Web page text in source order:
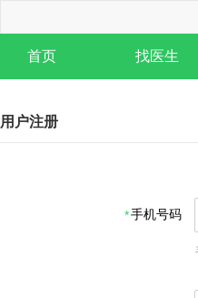
首页 找医生
用户注册
手机号码